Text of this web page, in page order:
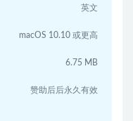
英文
macOS 10.10 或更高
6.75 MB
赞助后后永久有效